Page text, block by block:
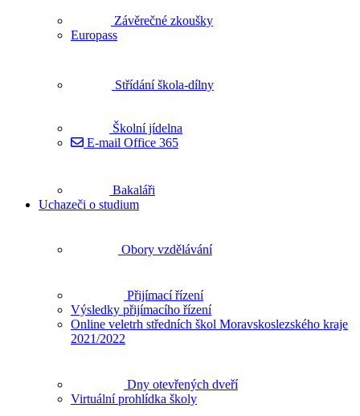
Závěrečné zkoušky
Europass
Střídání škola-dílny
Školní jídelna
E-mail Office 365
Bakaláři
Uchazeči o studium
Obory vzdělávání
Přijímací řízení
Výsledky přijímacího řízení
Online veletrh středních škol Moravskoslezského kraje
2021/2022
Dny otevřených dveří
Virtuální prohlídka školy